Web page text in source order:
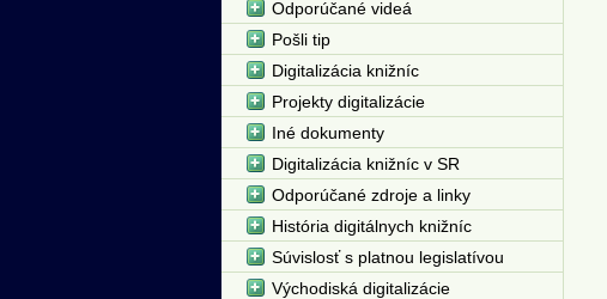
Odporúčané videá
Pošli tip
Digitalizácia knižníc
Projekty digitalizácie
Iné dokumenty
Digitalizácia knižníc v SR
Odporúčané zdroje a linky
História digitálnych knižníc
Súvislosť s platnou legislatívou
Východiská digitalizácie